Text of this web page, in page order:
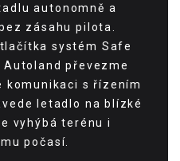
autonomně a
zásahu pilota.
systém Safe
Autoland převezme
komunikaci s řízením
letadlo na blízké
vyhýbá terénu i
počasí.